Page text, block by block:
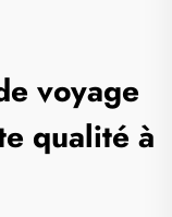
voyage
qualité à